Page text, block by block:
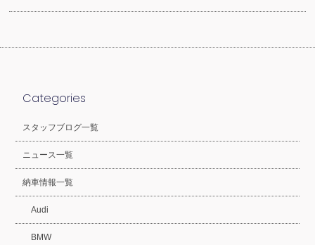
Categories
スタッフブログ一覧
ニュース一覧
納車情報一覧
Audi
BMW